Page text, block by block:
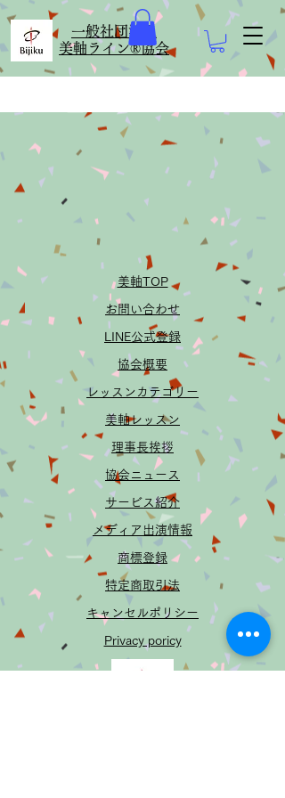
​一般社団法人
美軸ライン®協会
美軸TOP
お問い合わせ
LINE公式登録
協会概要
​レッスンカテゴリー
美軸レッスン
​理事長挨拶
協会ニュース
サービス紹介
メディア出演​情報
​商標登録
特定商取引法
​キャンセルポリシー
Privacy poricy